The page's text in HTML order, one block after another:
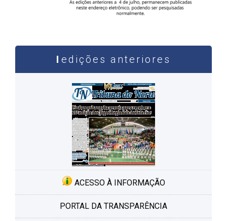
edições anteriores
ACESSO À INFORMAÇÃO
PORTAL DA TRANSPARÊNCIA